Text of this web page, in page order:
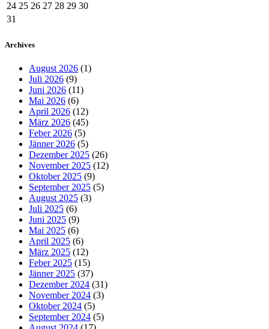
24 25 26 27 28 29 30
31
Archives
August 2026 (1)
Juli 2026 (9)
Juni 2026 (11)
Mai 2026 (6)
April 2026 (12)
März 2026 (45)
Feber 2026 (5)
Jänner 2026 (5)
Dezember 2025 (26)
November 2025 (12)
Oktober 2025 (9)
September 2025 (5)
August 2025 (3)
Juli 2025 (6)
Juni 2025 (9)
Mai 2025 (6)
April 2025 (6)
März 2025 (12)
Feber 2025 (15)
Jänner 2025 (37)
Dezember 2024 (31)
November 2024 (3)
Oktober 2024 (5)
September 2024 (5)